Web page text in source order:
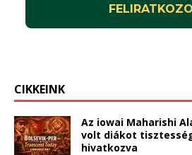
CIKKEINK
Az iowai Maharishi
volt diákot
hivatkozva